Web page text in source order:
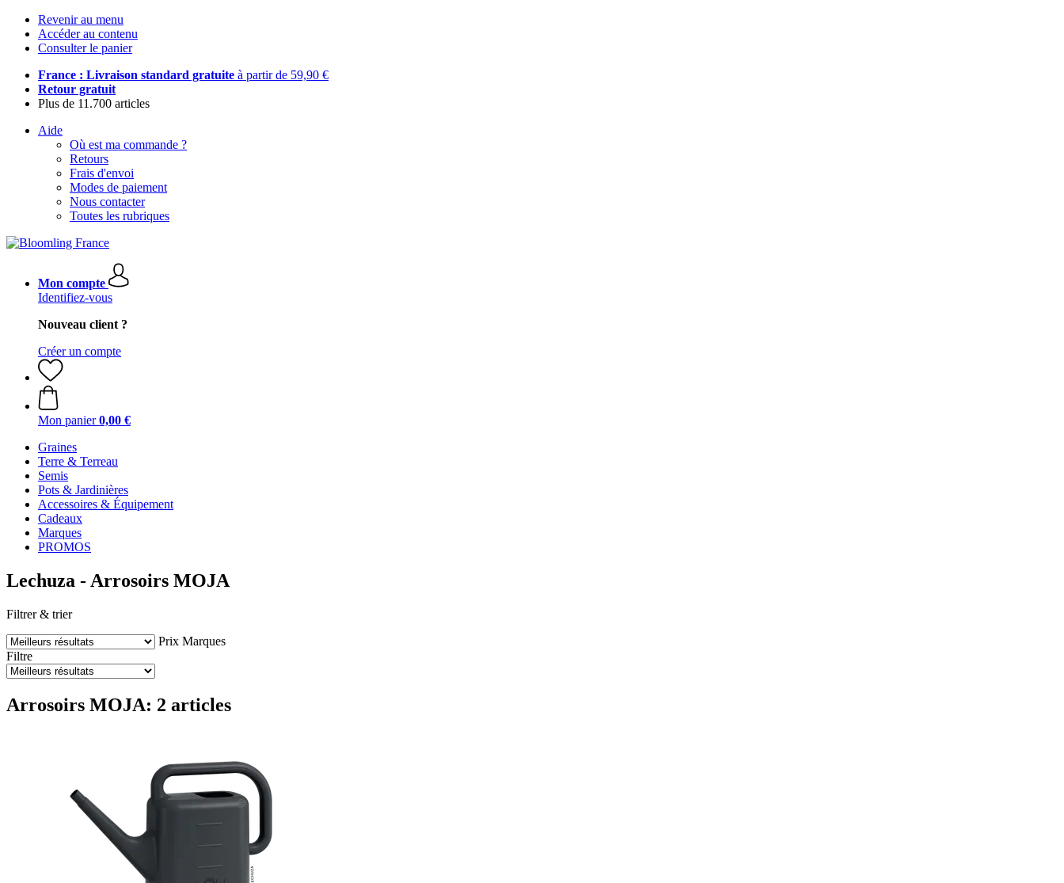
Revenir au menu
Accéder au contenu
Consulter le panier
France : Livraison standard gratuite à partir de 59,90 €
Retour gratuit
Plus de 11.700 articles
Aide
Où est ma commande ?
Retours
Frais d'envoi
Modes de paiement
Nous contacter
Toutes les rubriques
Mon compte
Identifiez-vous
Nouveau client ?
Créer un compte
Mon panier 0,00 €
Graines
Terre & Terreau
Semis
Pots & Jardinières
Accessoires & Équipement
Cadeaux
Marques
PROMOS
Lechuza - Arrosoirs MOJA
Filtrer & trier
Prix Marques
Filtre
Arrosoirs MOJA: 2 articles